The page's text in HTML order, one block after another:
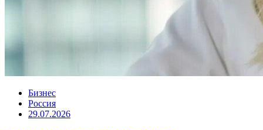
Бизнес
Россия
29.07.2026